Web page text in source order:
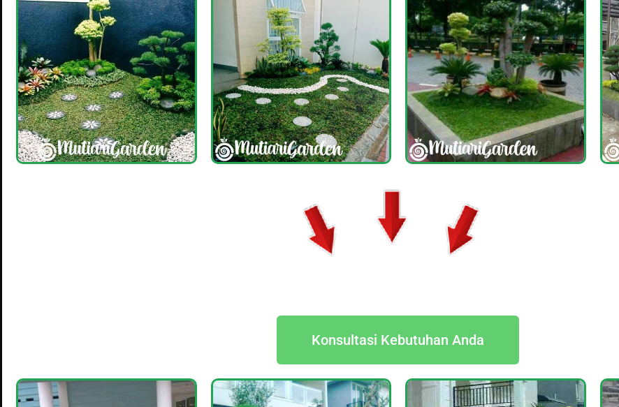
Konsultasi Kebutuhan Anda